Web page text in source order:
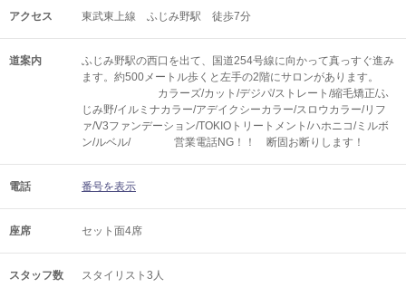
アクセス 東武東上線 ふじみ野駅 徒歩7分
道案内
ふじみ野駅の西口を出て、国道254号線に向かって真っすぐ進み
ます。約500メートル歩くと左手の2階にサロンがあります。
カラーズ/カット/デジパ/ストレート/縮毛矯正/ふ
じみ野/イルミナカラー/アデイクシーカラー/スロウカラー/リフ
ァ/V3ファンデーション/TOKIOトリートメント/ハホニコ/ミルボ
ン/ルベル/ 営業電話NG！！ 断固お断りします！
電話 番号を表示
座席 セット面4席
スタッフ数 スタイリスト3人